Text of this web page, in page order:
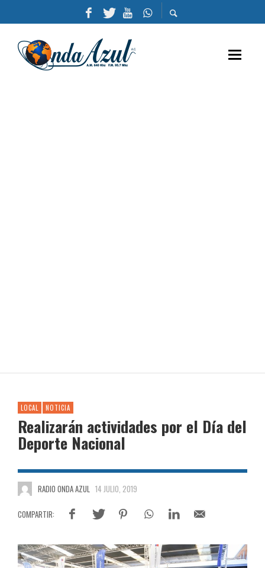
LOCAL NOTICIA
Realizarán actividades por el Día del
Deporte Nacional
RADIO ONDA AZUL 14 JULIO, 2019